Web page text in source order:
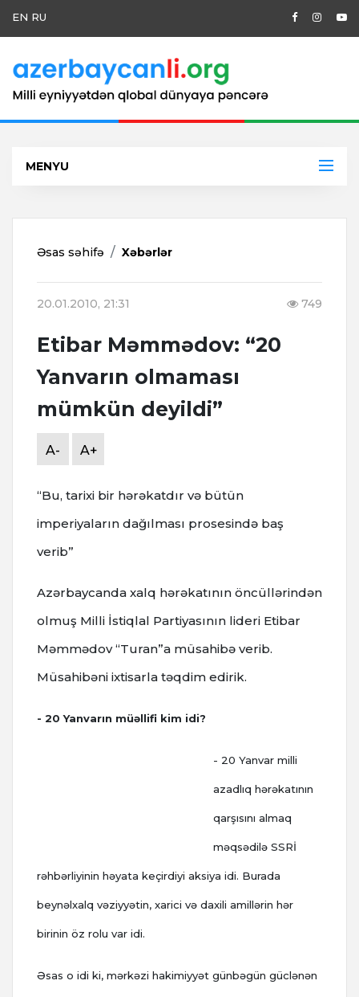
EN RU
MENYU
Əsas səhifə Xəbərlər
20.01.2010, 21:31 749
Etibar Məmmədov: “20
Yanvarın olmaması
mümkün deyildi”
A- A+
“Bu, tarixi bir hərəkatdır və bütün
imperiyaların dağılması prosesində baş
verib”
Azərbaycanda xalq hərəkatının öncüllərindən
olmuş Milli İstiqlal Partiyasının lideri Etibar
Məmmədov “Turan”a müsahibə verib.
Müsahibəni ixtisarla təqdim edirik.
- 20 Yanvarın müəllifi kim idi?
- 20 Yanvar milli
azadlıq hərəkatının
qarşısını almaq
məqsədilə SSRİ
rəhbərliyinin həyata keçirdiyi aksiya idi. Burada
beynəlxalq vəziyyətin, xarici və daxili amillərin hər
birinin öz rolu var idi.
Əsas o idi ki, mərkəzi hakimiyyət günbəgün güclənən